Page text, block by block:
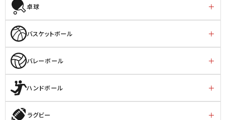
卓球
バスケットボール
バレーボール
ハンドボール
ラグビー